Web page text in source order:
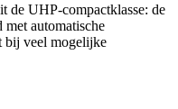
de UHP-compactklasse: de
automatische
bij veel mogelijke